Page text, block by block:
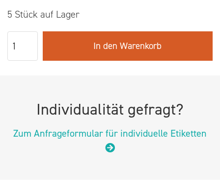
5 Stück auf Lager
In den Warenkorb
Individualität gefragt?
Zum Anfrageformular für individuelle Etiketten